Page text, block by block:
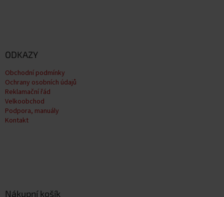
ODKAZY
Obchodní podmínky
Ochrany osobních údajů
Reklamační řád
Velkoobchod
Podpora, manuály
Kontakt
Nákupní košík